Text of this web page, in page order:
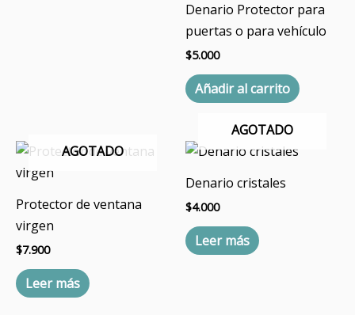
Denario Protector para
puertas o para vehículo
$5.000
Añadir al carrito
AGOTADO
Protector de ventana
virgen
$7.900
Leer más
AGOTADO
Denario cristales
$4.000
Leer más